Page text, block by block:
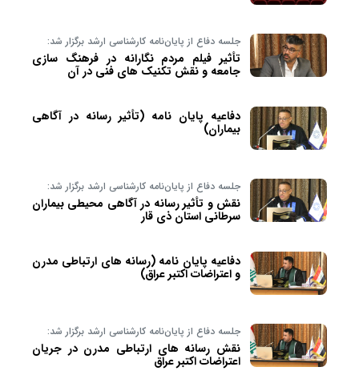
جلسه دفاع از پایان‌نامه کارشناسی ارشد برگزار شد:
تأثیر فیلم مردم نگارانه در فرهنگ سازی
جامعه و نقش تکنیک های فنی در آن
دفاعیه پایان نامه (تأثیر رسانه در آگاهی
بیماران)
جلسه دفاع از پایان‌نامه کارشناسی ارشد برگزار شد:
نقش و تأثیر رسانه در آگاهی محیطی بیماران
سرطانی استان ذی قار
دفاعیه پایان نامه (رسانه های ارتباطی مدرن
و اعتراضات اکتبر عراق)
جلسه دفاع از پایان‌نامه کارشناسی ارشد برگزار شد:
نقش رسانه های ارتباطی مدرن در جریان
اعتراضات اکتبر عراق